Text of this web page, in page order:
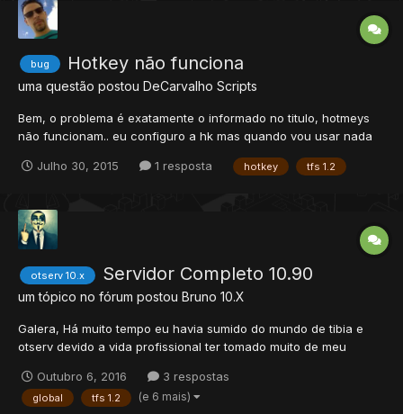
bug Hotkey não funciona
uma questão postou DeCarvalho Scripts
Bem, o problema é exatamente o informado no titulo, hotmeys
não funcionam.. eu configuro a hk mas quando vou usar nada
sai, quando é pot na tela do jogo é informado que não posso
Julho 30, 2015 1 resposta hotkey tfs 1.2
otserv 10.x Servidor Completo 10.90
um tópico no fórum postou Bruno 10.X
Galera, Há muito tempo eu havia sumido do mundo de tibia e
otserv devido a vida profissional ter tomado muito de meu
projeto em cima do servidor opensource que eu mantinha
(Vanaheim) e fiz uma versão onde tirei todas as missions e
Outubro 6, 2016 3 respostas
global tfs 1.2 (e 6 mais)